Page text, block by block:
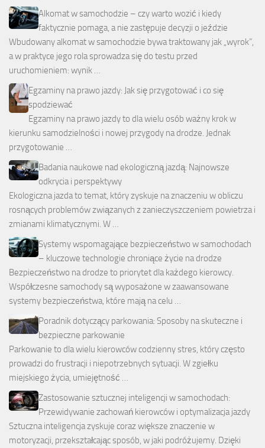
Alkomat w samochodzie – czy warto wozić i kiedy
faktycznie pomaga, a nie zastępuje decyzji o jeździe
Wbudowany alkomat w samochodzie bywa traktowany jak „wyrok”,
a w praktyce jego rola sprowadza się do testu przed
uruchomieniem: wynik …
Egzaminy na prawo jazdy: Jak się przygotować i co się
spodziewać
Egzaminy na prawo jazdy to dla wielu osób ważny krok w
kierunku samodzielności i nowej przygody na drodze. Jednak
przygotowanie …
Badania naukowe nad ekologiczną jazdą: Najnowsze
odkrycia i perspektywy
Ekologiczna jazda to temat, który zyskuje na znaczeniu w obliczu
rosnących problemów związanych z zanieczyszczeniem powietrza i
zmianami klimatycznymi. W …
Systemy wspomagające bezpieczeństwo w samochodach
– kluczowe technologie chroniące życie na drodze
Bezpieczeństwo na drodze to priorytet dla każdego kierowcy.
Współczesne samochody są wyposażone w zaawansowane
systemy bezpieczeństwa, które mają na celu …
Poradnik dotyczący parkowania: Sposoby na skuteczne i
bezpieczne parkowanie
Parkowanie to dla wielu kierowców codzienny stres, który często
prowadzi do frustracji i niepotrzebnych sytuacji. W zgiełku
miejskiego życia, umiejętność …
Zastosowanie sztucznej inteligencji w samochodach:
Przewidywanie zachowań kierowców i optymalizacja jazdy
Sztuczna inteligencja zyskuje coraz większe znaczenie w
motoryzacji, przekształcając sposób, w jaki podróżujemy. Dzięki